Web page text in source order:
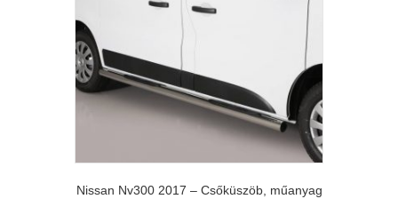
Nissan Nv300 2017 – Csőküszöb, műanyag